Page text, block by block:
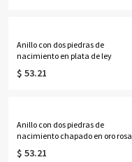
Anillo con dos piedras de
nacimiento en plata de ley
$ 53.21
Anillo con dos piedras de
nacimiento chapado en oro rosa
$ 53.21